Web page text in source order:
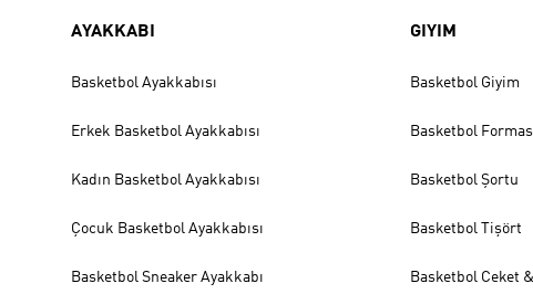
AYAKKABI
Basketbol Ayakkabısı
Erkek Basketbol Ayakkabısı
Kadın Basketbol Ayakkabısı
Çocuk Basketbol Ayakkabısı
Basketbol Sneaker Ayakkabı
GIYIM
Basketbol Giyim
Basketbol
Basketbol Şortu
Basketbol Tişört
Basketbol Ceket